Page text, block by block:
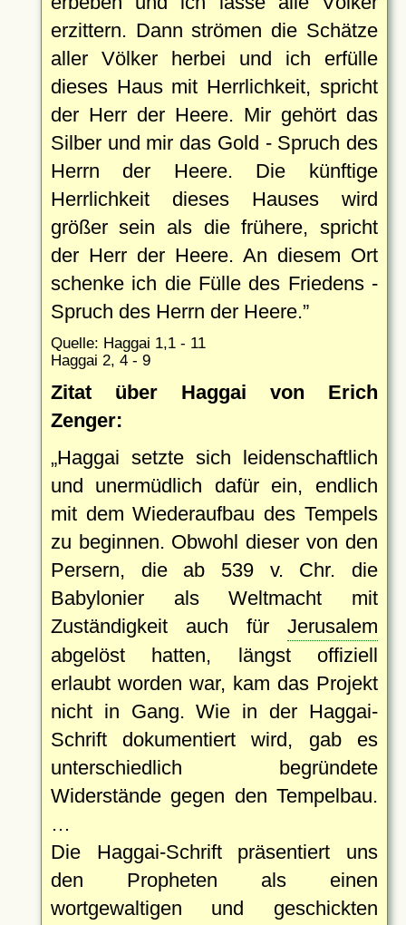
erzittern. Dann strömen die Schätze
aller Völker herbei und ich erfülle
dieses Haus mit Herrlichkeit, spricht
der Herr der Heere. Mir gehört das
Silber und mir das Gold - Spruch des
Herrn der Heere. Die künftige
Herrlichkeit dieses Hauses wird
größer sein als die frühere, spricht
der Herr der Heere. An diesem Ort
schenke ich die Fülle des Friedens -
Spruch des Herrn der Heere.
Quelle: Haggai 1,1 - 11
Haggai 2, 4 - 9
Zitat über Haggai von Erich
Zenger:
Haggai setzte sich leidenschaftlich
und unermüdlich dafür ein, endlich
mit dem Wiederaufbau des Tempels
zu beginnen. Obwohl dieser von den
Persern, die ab 539 v. Chr. die
Babylonier als Weltmacht mit
Zuständigkeit auch für Jerusalem
abgelöst hatten, längst offiziell
erlaubt worden war, kam das Projekt
nicht in Gang. Wie in der Haggai-
Schrift dokumentiert wird, gab es
unterschiedlich begründete
Widerstände gegen den Tempelbau.
…
Die Haggai-Schrift präsentiert uns
den Propheten als einen
wortgewaltigen und geschickten